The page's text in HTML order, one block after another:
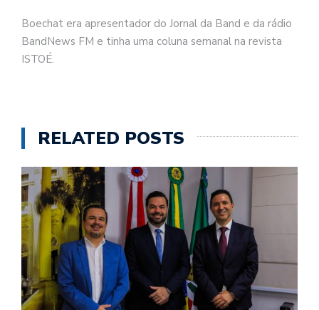
Boechat era apresentador do Jornal da Band e da rádio
BandNews FM e tinha uma coluna semanal na revista
ISTOÉ.
RELATED POSTS